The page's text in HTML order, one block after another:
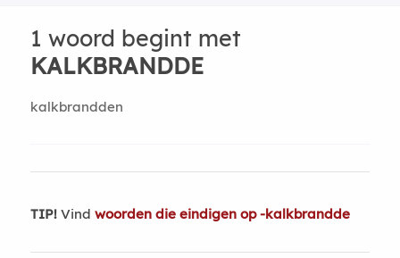
1 woord begint met
KALKBRANDDE
kalkbrandden
TIP!Vind woorden die eindigen op -kalkbrandde